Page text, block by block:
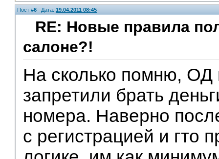
Пост #6 Дата: 19.04.2011 08:45
RE: Новые правила
салоне?!
На сколько помню, ОД
запретили брать
номера. Наверно
с регистрацией и гто